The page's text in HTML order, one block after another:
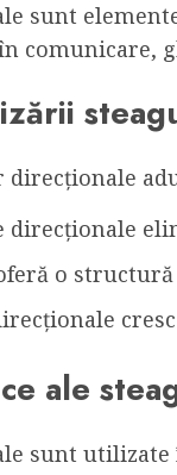
sunt
comunicare,
direcționale
o
ale
sunt